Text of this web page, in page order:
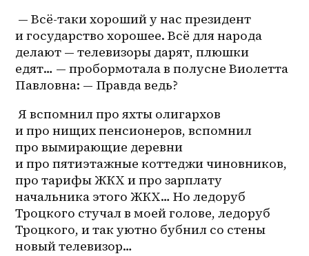
— Всё-таки хороший у нас президент
и государство хорошее. Всё для народа
делают — телевизоры дарят, плюшки
едят… — пробормотала в полусне Виолетта
Павловна: — Правда ведь?
Я вспомнил про яхты олигархов
и про нищих пенсионеров, вспомнил
про вымирающие деревни
и про пятиэтажные коттеджи чиновников,
про тарифы ЖКХ и про зарплату
начальника этого ЖКХ… Но ледоруб
Троцкого стучал в моей голове, ледоруб
Троцкого, и так уютно бубнил со стены
новый телевизор…